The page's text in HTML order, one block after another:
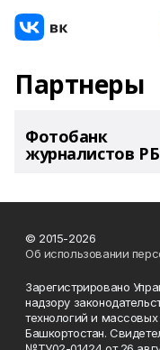
Партнеры
Фотобанк
журналистов РБ
© 2015-2026
Об использовании
Зарегистрировано
надзору
технологий и
Башкортостан.